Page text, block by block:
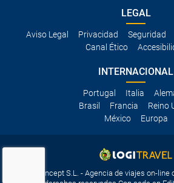
LEGAL
Aviso Legal Privacidad Seguridad
Canal Ético
INTERNACIONAL
Portugal Italia
Brasil
Francia
Reino
México
Europa
Travelconcept S.L. - Agencia de viajes on-line